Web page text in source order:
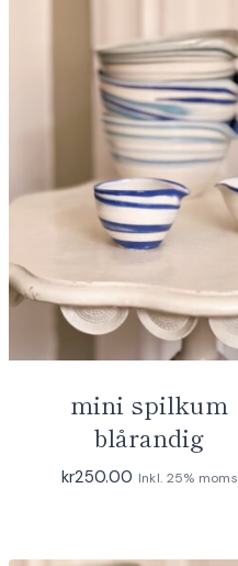
mini spilkum
blårandig
kr250.00 Inkl. 25% moms